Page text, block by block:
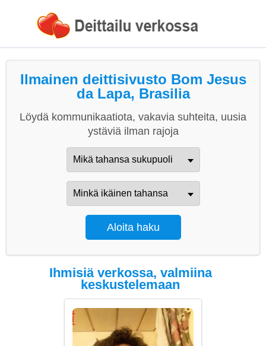
Ilmainen deittisivusto Bom Jesus
da Lapa, Brasilia
Löydä kommunikaatiota, vakavia suhteita, uusia
ystäviä ilman rajoja
Ihmisiä verkossa, valmiina
keskustelemaan